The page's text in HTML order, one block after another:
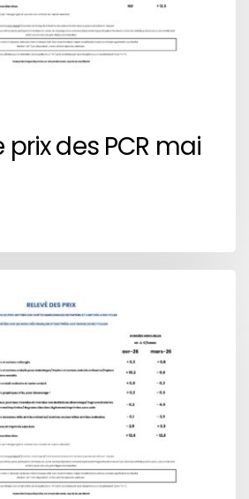
prix des PCR mai